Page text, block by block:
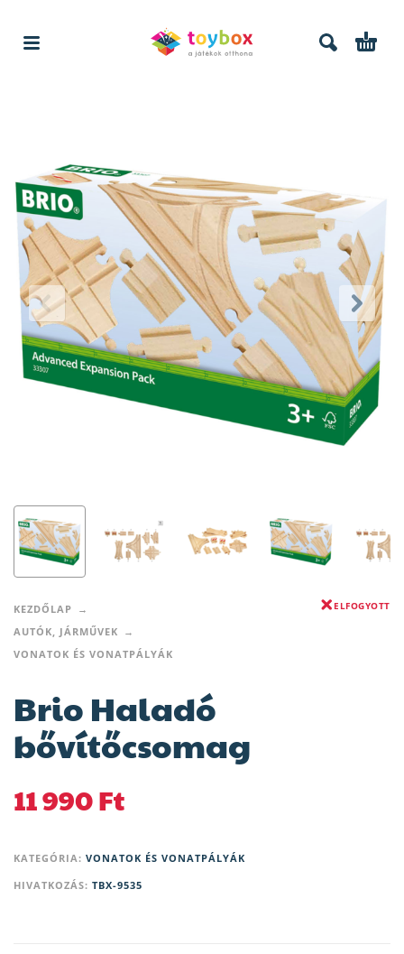
KEZDŐLAP
AUTÓK, JÁRMŰVEK
VONATOK ÉS VONATPÁLYÁK
ELFOGYOTT
Brio Haladó
bővítőcsomag
11 990Ft
KATEGÓRIA: VONATOK ÉS VONATPÁLYÁK
HIVATKOZÁS: TBX-9535